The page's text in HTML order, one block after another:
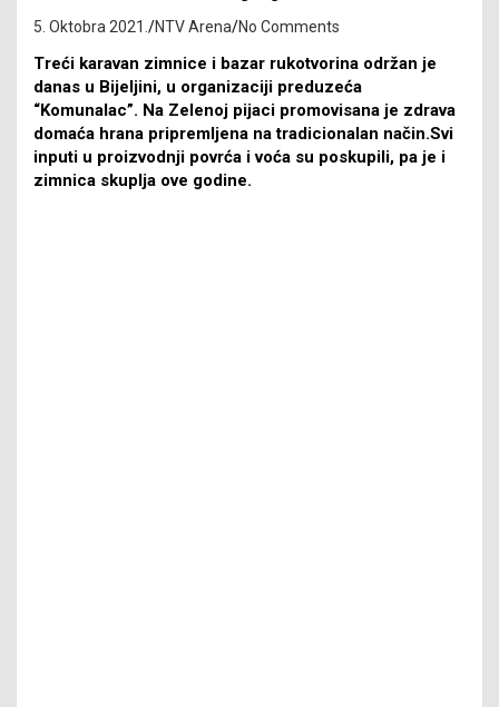
5. Oktobra 2021. NTV Arena No Comments
Treći karavan zimnice i bazar rukotvorina održan je
danas u Bijeljini, u organizaciji preduzeća
“Komunalac”. Na Zelenoj pijaci promovisana je zdrava
domaća hrana pripremljena na tradicionalan način.Svi
inputi u proizvodnji povrća i voća su poskupili, pa je i
zimnica skuplja ove godine.